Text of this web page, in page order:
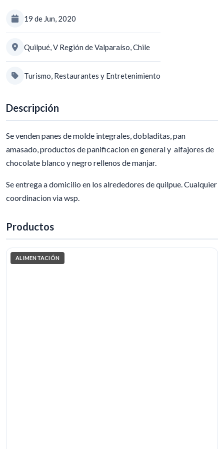
19 de Jun, 2020
Quilpué, V Región de Valparaíso, Chile
Turismo, Restaurantes y Entretenimiento
Descripción
Se venden panes de molde integrales, dobladitas, pan
amasado, productos de panificacion en general y alfajores de
chocolate blanco y negro rellenos de manjar.
Se entrega a domicilio en los alrededores de quilpue. Cualquier
coordinacion via wsp.
Productos
ALIMENTACIÓN